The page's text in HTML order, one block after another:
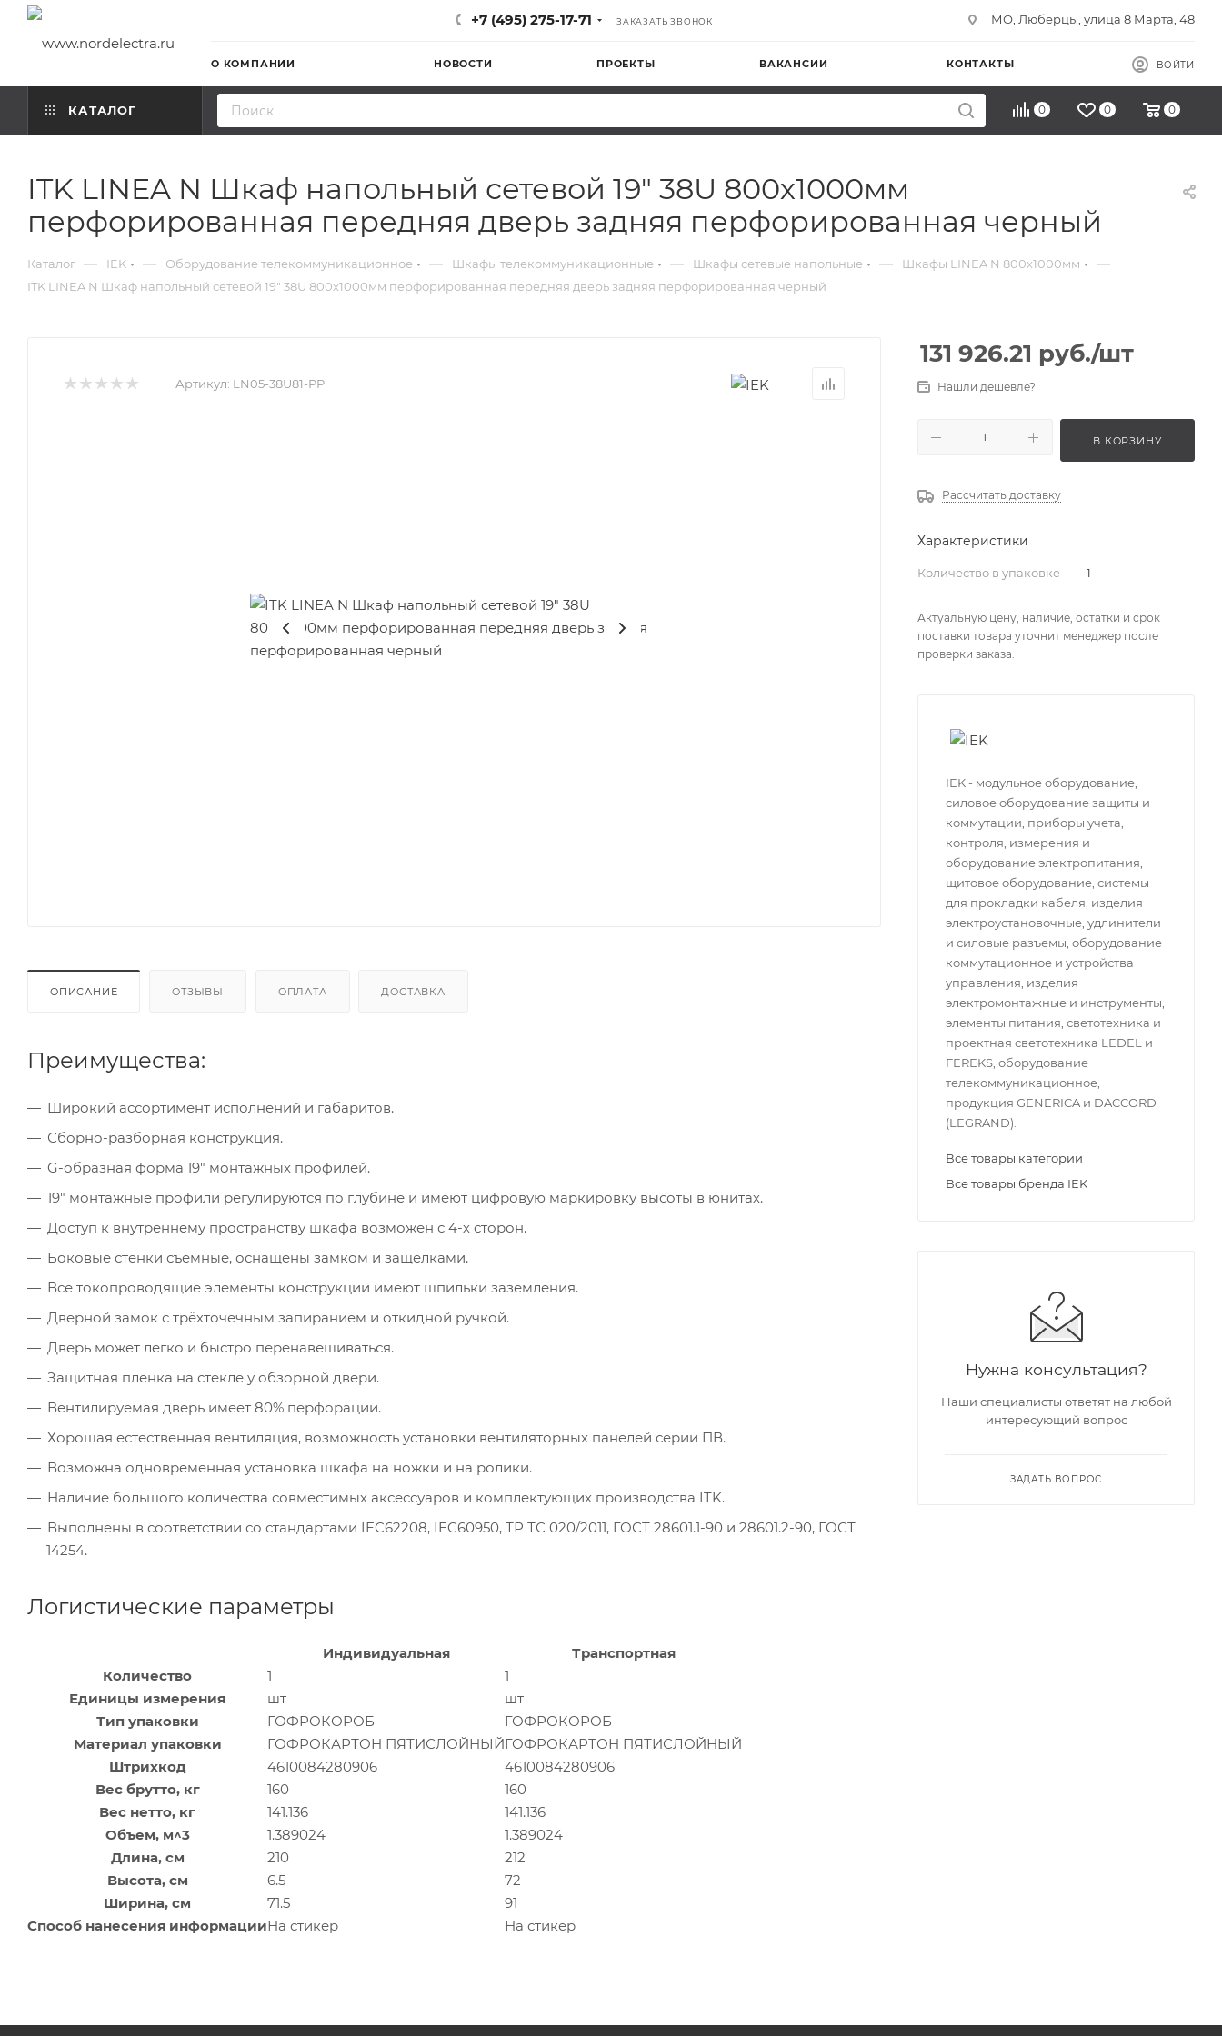
+7 (495) 275-17-71 ЗАКАЗАТЬ ЗВОНОК МО, Люберцы, улица 8 Марта, 48
О КОМПАНИИ НОВОСТИ ПРОЕКТЫ ВАКАНСИИ КОНТАКТЫ ВОЙТИ
КАТАЛОГ 0 0 0
ITK LINEA N Шкаф напольный сетевой 19" 38U 800х1000мм
перфорированная передняя дверь задняя перфорированная черный
Каталог — IEK — Оборудование телекоммуникационное — Шкафы телекоммуникационные — Шкафы сетевые напольные — Шкафы LINEA N 800х1000мм —
ITK LINEA N Шкаф напольный сетевой 19" 38U 800х1000мм перфорированная передняя дверь задняя перфорированная черный
Артикул: LN05-38U81-PP
ОПИСАНИЕ ОТЗЫВЫ ОПЛАТА ДОСТАВКА
Преимущества:
Широкий ассортимент исполнений и габаритов.
Сборно-разборная конструкция.
G-образная форма 19" монтажных профилей.
19" монтажные профили регулируются по глубине и имеют цифровую маркировку высоты в юнитах.
Доступ к внутреннему пространству шкафа возможен с 4-х сторон.
Боковые стенки съёмные, оснащены замком и защелками.
Все токопроводящие элементы конструкции имеют шпильки заземления.
Дверной замок с трёхточечным запиранием и откидной ручкой.
Дверь может легко и быстро перенавешиваться.
Защитная пленка на стекле у обзорной двери.
Вентилируемая дверь имеет 80% перфорации.
Хорошая естественная вентиляция, возможность установки вентиляторных панелей серии ПВ.
Возможна одновременная установка шкафа на ножки и на ролики.
Наличие большого количества совместимых аксессуаров и комплектующих производства ITK.
Выполнены в соответствии со стандартами IEC62208, IEC60950, ТР ТС 020/2011, ГОСТ 28601.1-90 и 28601.2-90, ГОСТ
14254.
Логистические параметры
Индивидуальная
Транспортная
Количество
1
1
Единицы измерения
шт
шт
Тип упаковки
ГОФРОКОРОБ
ГОФРОКОРОБ
Материал упаковки
ГОФРОКАРТОН ПЯТИСЛОЙНЫЙГОФРОКАРТОН ПЯТИСЛОЙНЫЙ
Штрихкод
4610084280906
4610084280906
Вес брутто, кг
160
160
Вес нетто, кг
141.136
141.136
Объем, м^3
1.389024
1.389024
Длина, см
210
212
Высота, см
6.5
72
Ширина, см
71.5
91
Способ нанесения информацииНа стикер На стикер
131 926.21 руб./шт
Нашли дешевле?
В КОРЗИНУ
Рассчитать доставку
Характеристики
Количество в упаковке — 1
Актуальную цену, наличие, остатки и срок
поставки товара уточнит менеджер после
проверки заказа.
IEK - модульное оборудование,
силовое оборудование защиты и
коммутации, приборы учета,
контроля, измерения и
оборудование электропитания,
щитовое оборудование, системы
для прокладки кабеля, изделия
электроустановочные, удлинители
и силовые разъемы, оборудование
коммутационное и устройства
управления, изделия
электромонтажные и инструменты,
элементы питания, светотехника и
проектная светотехника LEDEL и
FEREKS, оборудование
телекоммуникационное,
продукция GENERICA и DACCORD
(LEGRAND).
Все товары категории
Все товары бренда IEK
Нужна консультация?
Наши специалисты ответят на любой
интересующий вопрос
ЗАДАТЬ ВОПРОС